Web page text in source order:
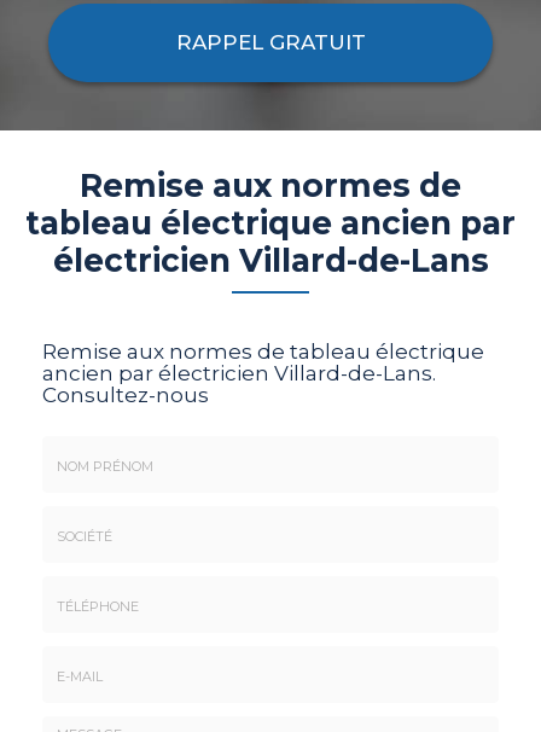
RAPPEL GRATUIT
Remise aux normes de
tableau électrique ancien par
électricien Villard-de-Lans
Remise aux normes de tableau électrique
ancien par électricien Villard-de-Lans.
Consultez-nous